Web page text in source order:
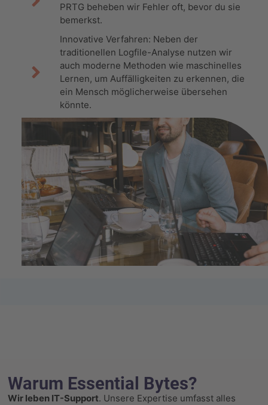
PRTG beheben wir Fehler oft, bevor du sie
bemerkst.
Innovative Verfahren: Neben der
traditionellen Logfile-Analyse nutzen wir
auch moderne Methoden wie maschinelles
Lernen, um Auffälligkeiten zu erkennen, die
ein Mensch möglicherweise übersehen
könnte.
Warum Essential Bytes?
Wir leben IT-Support. Unsere Expertise umfasst alles